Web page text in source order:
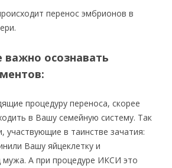
перенос эмбрионов в
важно осознавать
процедуру переноса, скорее
в Вашу семейную систему. Так
участвующие в таинстве зачатия:
Вашу яйцеклетку и
мужа. А при процедуре ИКСИ это